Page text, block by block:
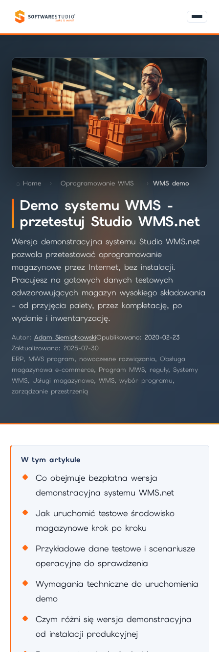
Home Oprogramowanie WMS WMS demo
Demo systemu WMS -
przetestuj Studio WMS.net
Wersja demonstracyjna systemu Studio WMS.net
pozwala przetestować oprogramowanie
magazynowe przez Internet, bez instalacji.
Pracujesz na gotowych danych testowych
odwzorowujących magazyn wysokiego składowania
- od przyjęcia palety, przez kompletację, po
wydanie i inwentaryzację.
Autor: Adam SiemiątkowskiOpublikowano: 2020-02-23
Zaktualizowano: 2025-07-30
ERP, MWS program, nowoczesne rozwiązania, Obsługa
magazynowa e-commerce, Program MWS, reguły, Systemy
WMS, Usługi magazynowe, WMS, wybór programu,
zarządzanie przestrzenią
W tym artykule
Co obejmuje bezpłatna wersja
demonstracyjna systemu WMS.net
Jak uruchomić testowe środowisko
magazynowe krok po kroku
Przykładowe dane testowe i scenariusze
operacyjne do sprawdzenia
Wymagania techniczne do uruchomienia
demo
Czym różni się wersja demonstracyjna
od instalacji produkcyjnej